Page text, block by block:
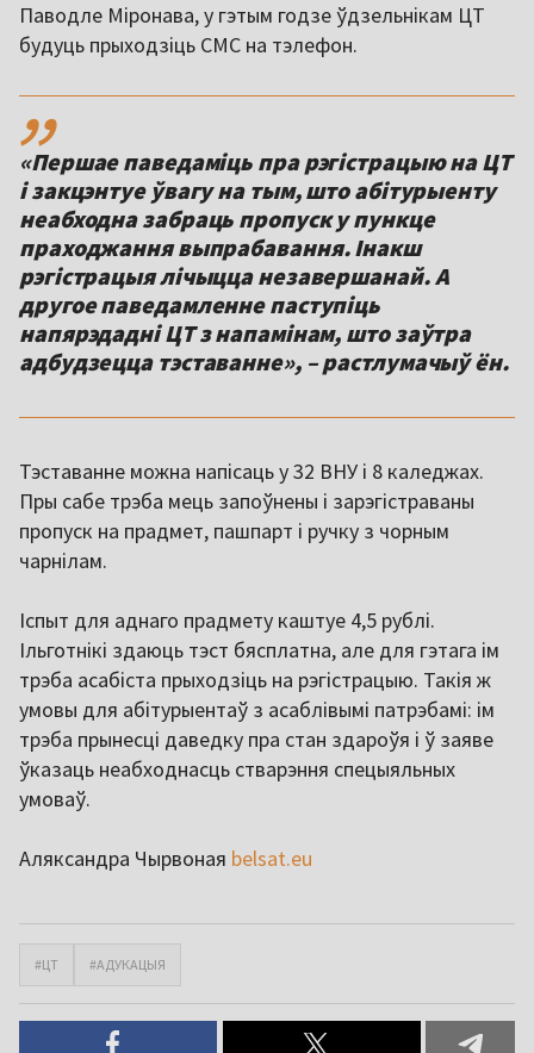
Паводле Міронава, у гэтым годзе ўдзельнікам ЦТ
будуць прыходзіць СМС на тэлефон.
,,
«Першае паведаміць пра рэгістрацыю на ЦТ
і закцэнтуе ўвагу на тым, што абітурыенту
неабходна забраць пропуск у пункце
праходжання выпрабавання. Інакш
рэгістрацыя лічыцца незавершанай. А
другое паведамленне паступіць
напярэдадні ЦТ з напамінам, што заўтра
адбудзецца тэставанне», – растлумачыў ён.
Тэставанне можна напісаць у 32 ВНУ і 8 каледжах.
Пры сабе трэба мець запоўнены і зарэгістраваны
пропуск на прадмет, пашпарт і ручку з чорным
чарнілам.
Іспыт для аднаго прадмету каштуе 4,5 рублі.
Ільготнікі здаюць тэст бясплатна, але для гэтага ім
трэба асабіста прыходзіць на рэгістрацыю. Такія ж
умовы для абітурыентаў з асаблівымі патрэбамі: ім
трэба прынесці даведку пра стан здароўя і ў заяве
ўказаць неабходнасць стварэння спецыяльных
умоваў.
Аляксандра Чырвоная belsat.eu
#ЦТ #АДУКАЦЫЯ